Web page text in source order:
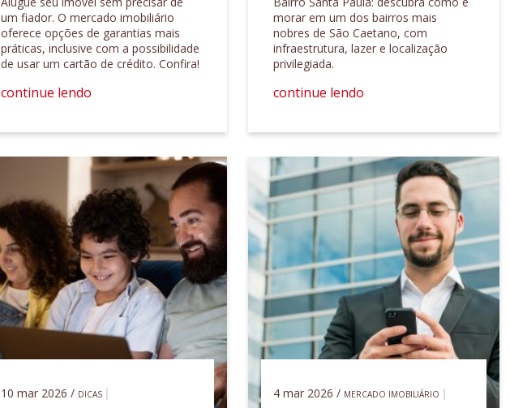
um fiador. O mercado imobiliário
oferece opções de garantias mais
práticas, inclusive com a possibilidade
de usar um cartão de crédito. Confira!
continue lendo
morar em um dos bairros mais
nobres de São Caetano, com
infraestrutura, lazer e localização
privilegiada.
continue lendo
10 mar 2026 / DICAS 4 mar 2026 / MERCADO IMOBILIÁRIO